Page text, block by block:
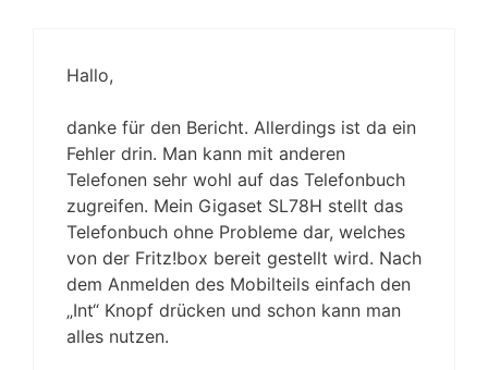
Hallo,
danke für den Bericht. Allerdings ist da ein
Fehler drin. Man kann mit anderen
Telefonen sehr wohl auf das Telefonbuch
zugreifen. Mein Gigaset SL78H stellt das
Telefonbuch ohne Probleme dar, welches
von der Fritz!box bereit gestellt wird. Nach
dem Anmelden des Mobilteils einfach den
„Int“ Knopf drücken und schon kann man
alles nutzen.